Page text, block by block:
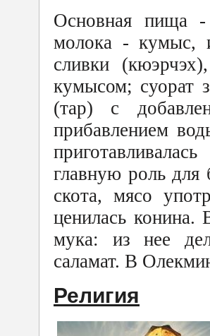
Основная пища -
молока - кумыс,
сливки
кумысом; суорат
(тар) с
прибавлением
главную роль для
скота, мясо
ценилась конина.
мука: из нее
саламат. В
Религия